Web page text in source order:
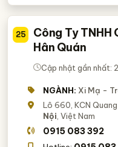
25
Công Ty TNHH
Hân Quán
Cập nhật gần nhất:
NGÀNH: Xi Mạ -
Lô 660, KCN Quang
Nội , Việt Nam
0915 083 392